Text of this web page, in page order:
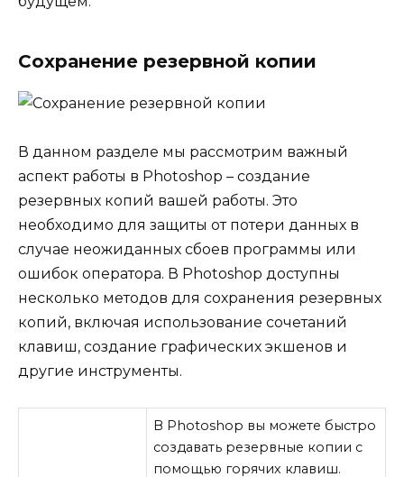
Сохранение резервной копии
В данном разделе мы рассмотрим важный
аспект работы в Photoshop – создание
резервных копий вашей работы. Это
необходимо для защиты от потери данных в
случае неожиданных сбоев программы или
ошибок оператора. В Photoshop доступны
несколько методов для сохранения резервных
копий, включая использование сочетаний
клавиш, создание графических экшенов и
другие инструменты.
В Photoshop вы можете быстро
создавать резервные копии с
помощью горячих клавиш.